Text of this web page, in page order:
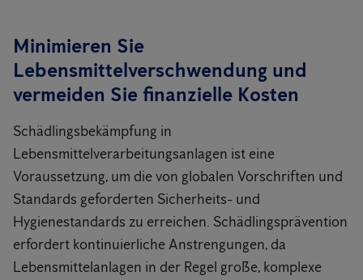
Minimieren Sie
Lebensmittelverschwendung und
vermeiden Sie finanzielle Kosten
Schädlingsbekämpfung in
Lebensmittelverarbeitungsanlagen ist eine
Voraussetzung, um die von globalen Vorschriften und
Standards geforderten Sicherheits- und
Hygienestandards zu erreichen. Schädlingsprävention
erfordert kontinuierliche Anstrengungen, da
Lebensmittelanlagen in der Regel große, komplexe